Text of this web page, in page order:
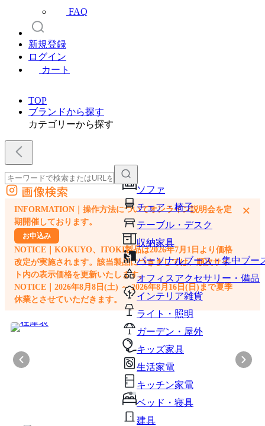
FAQ
新規登録
ログイン
カート
TOP
ブランドから探す
カテゴリーから探す
ソファ
チェア・椅子
テーブル・デスク
収納家具
パーソナルブース・集中ブー
オフィスアクセサリー・備品
インテリア雑貨
ライト・照明
ガーデン・屋外
キッズ家具
生活家電
キッチン家電
ベッド・寝具
建具
外部サイトの商品をカートに追加
他のサイトで見つけた商品ページのURLを貼り付けて、カートに追加できます
画像検索
INFORMATION｜操作方法についてオンライン説明会を定
期開催しております。
お申込み
NOTICE｜KOKUYO、ITOKI製品は2026年7月1日より価格
改定が実施されます。該当製品につきましては、順次サイ
ト内の表示価格を更新いたします。
NOTICE｜2026年8月8日(土) ～ 2026年8月16日(日)まで夏季
休業とさせていただきます。
×